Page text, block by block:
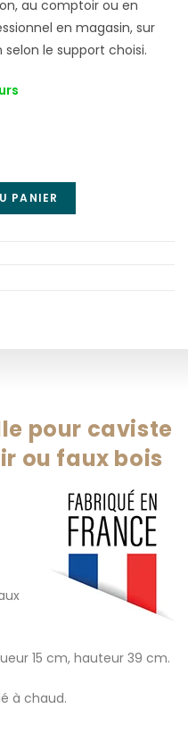
au comptoir ou en
en magasin, sur
le support choisi.
PANIER
pour caviste
ou faux bois
15 cm, hauteur 39 cm.
à chaud.